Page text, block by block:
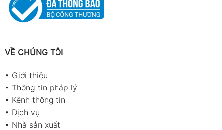
VỀ CHÚNG TÔI
• Giới thiệu
• Thông tin pháp lý
• Kênh thông tin
• Dịch vụ
• Nhà sản xuất